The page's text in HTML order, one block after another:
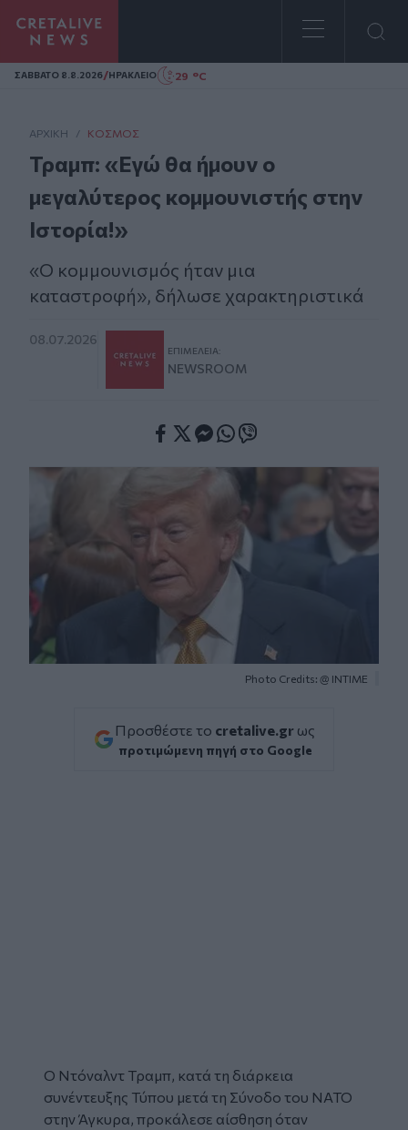
Homepage
ΣAΒΒΑΤΟ 8.8.2026/ΗΡΑΚΛΕΙΟ 29 °C
ΑΡΧΙΚΗ / ΚΌΣΜΟΣ
Τραμπ: «Εγώ θα ήμουν ο
μεγαλύτερος κομμουνιστής στην
Ιστορία!»
«Ο κομμουνισμός ήταν μια
καταστροφή», δήλωσε χαρακτηριστικά
08.07.2026
ΕΠΙΜΈΛΕΙΑ:
NEWSROOM
Photo Credits: @ ΙΝΤΙΜΕ
Προσθέστε το cretalive.gr ως
προτιμώμενη πηγή στο Google
Ο Ντόναλντ Τραμπ, κατά τη διάρκεια
συνέντευξης Τύπου μετά τη Σύνοδο του ΝΑΤΟ
στην Άγκυρα, προκάλεσε αίσθηση όταν